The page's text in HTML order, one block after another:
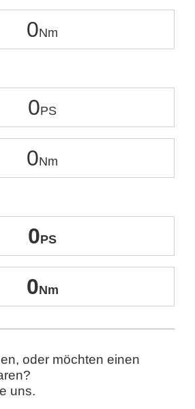
0
0
0
0
0
oder möchten einen
uns.